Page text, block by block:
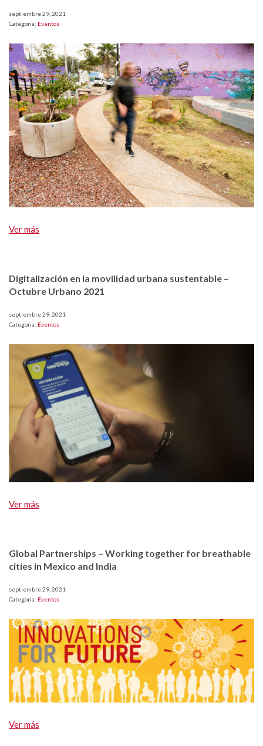
septiembre 29, 2021
Categoria: Eventos
Ver más
Digitalización en la movilidad urbana sustentable –
Octubre Urbano 2021
septiembre 29, 2021
Categoria: Eventos
Ver más
Global Partnerships – Working together for breathable
cities in Mexico and India
septiembre 29, 2021
Categoria: Eventos
Ver más